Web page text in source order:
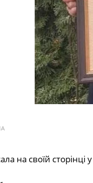
на своїй сторінці